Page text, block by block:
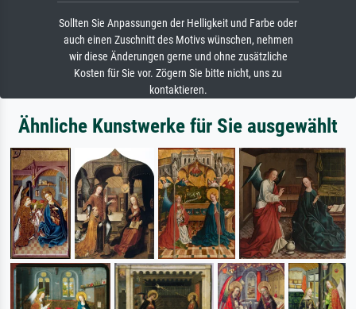
Sollten Sie Anpassungen der Helligkeit und Farbe oder
auch einen Zuschnitt des Motivs wünschen, nehmen
wir diese Änderungen gerne und ohne zusätzliche
Kosten für Sie vor. Zögern Sie bitte nicht, uns zu
kontaktieren.
Ähnliche Kunstwerke für Sie ausgewählt